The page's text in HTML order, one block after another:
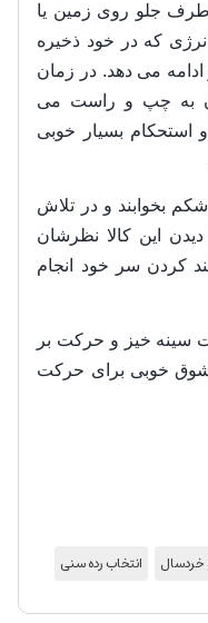
طرف جلو روی زمین یا
که در خود ذخیره
می دهد. در زمان
به چپ و راست می
استحکام بسیار خوبی
بخوابند و در تلاش
این کالا نظرشان
کردن سر خود انجام
سینه خیز و حرکت بر
خوبی برای حرکت
خردسال انتخاب رده سنی